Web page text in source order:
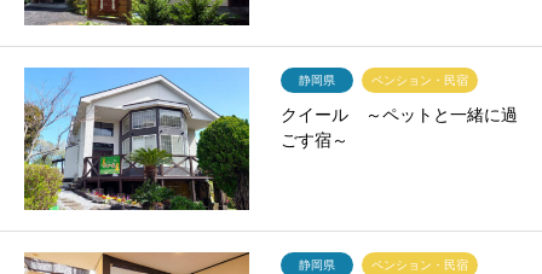
静岡県 ペンション・民宿
クイール ～ペットと一緒に過
ごす宿～
静岡県 ペンション・民宿